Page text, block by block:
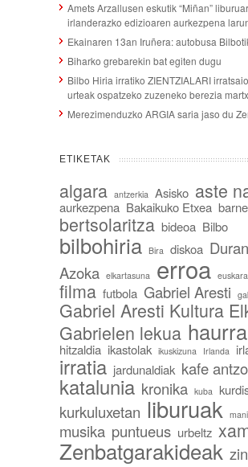
Amets Arzallusen eskutik “Miñan”
irlanderazko edizioaren aurkezpena
Ekainaren 13an Iruñera: autobusa
Biharko grebarekin bat egiten dugu
Bilbo Hiria irratiko ZIENTZIALARI
urteak ospatzeko zuzeneko berezia
Merezimenduzko ARGIA saria jaso du
ETIKETAK
algara antzerkia Asisko aste
aurkezpena Bakaikuko Etxea
bertsolaritza bideoa Bilbo
bilbohiria Bira diskoa
Azoka elkartasuna erroa
filma futbola Gabriel Aresti
Gabriel Aresti Kultura
Gabrielen lekua
hitzaldia ikastolak ikuskizuna Irlanda
irratia jardunaldiak kafe
katalunia kronika kuba
kurkuluxetan liburuak
musika puntueus urbeltz
Zenbatgarakideak